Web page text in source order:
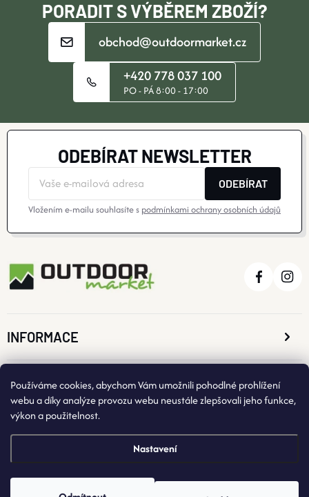
Používáme cookies, abychom Vám umožnili pohodlné prohlížení
webu a díky analýze provozu webu neustále zlepšovali jeho funkce,
výkon a použitelnost.
Nastavení
PORADIT S VÝBĚREM ZBOŽÍ?
obchod@outdoormarket.cz
+420 778 037 100
PO - PÁ 8:00 - 17:00
ODEBÍRAT NEWSLETTER
ODEBÍRAT
Vložením e-mailu souhlasíte s podmínkami ochrany osobních údajů
INFORMACE
O NÁKUPU